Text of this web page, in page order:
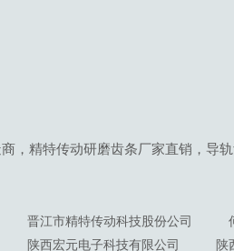
晋江市精特传动科技股份公司
陕西宏元电子科技有限公司 陕
，精特传动研磨齿条厂家直销，导